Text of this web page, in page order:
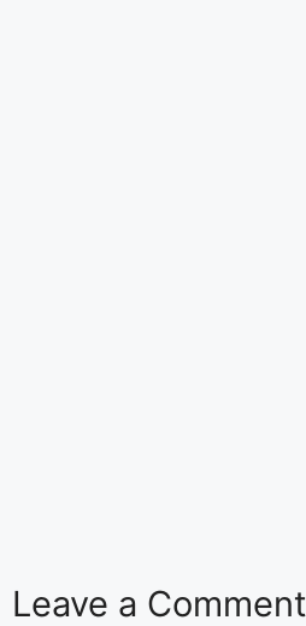
Leave a Comment